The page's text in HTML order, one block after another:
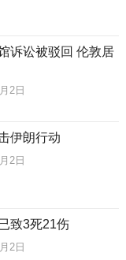
诉讼被驳回 伦敦居
2日
伊朗行动
2日
致3死21伤
2日